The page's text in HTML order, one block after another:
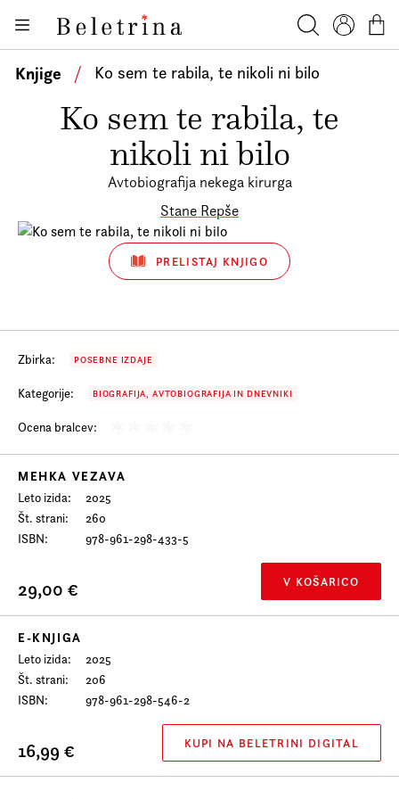
Beletrina
Knjige
Avtorji
Podkasti
Knjige / Ko sem te rabila, te nikoli ni bilo
Ko sem te rabila, te
nikoli ni bilo
Avtobiografija nekega kirurga
Stane Repše
PRELISTAJ KNJIGO
Zbirka: POSEBNE IZDAJE
Kategorije: BIOGRAFIJA, AVTOBIOGRAFIJA IN DNEVNIKI
Ocena bralcev:
MEHKA VEZAVA
Leto izida
2025
Št. strani
260
ISBN
978-961-298-433-5
29,00 € V KOŠARICO
E-KNJIGA
Leto izida
2025
Št. strani
206
ISBN
978-961-298-546-2
16,99 € KUPI NA BELETRINI DIGITAL